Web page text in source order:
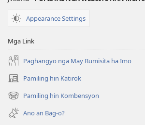
Appearance Settings
Mga Link
Paghangyo nga May Bumisita ha Imo
Pamiling hin Katirok
(opens
new
window)
Pamiling hin Kombensyon
(opens
new
window)
Ano an Bag-o?